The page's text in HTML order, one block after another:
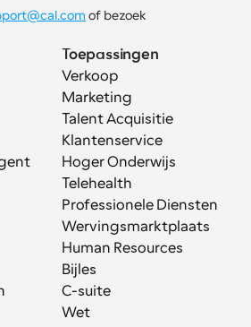
Toepassingen
Verkoop
Marketing
Talent Acquisitie
Klantenservice
Hoger Onderwijs
Telehealth
Professionele Diensten
Wervingsmarktplaats
Human Resources
Bijles
C-suite
Wet